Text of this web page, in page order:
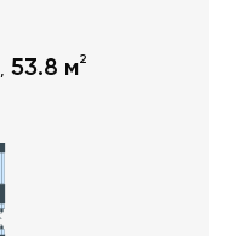
, 53.8 м2